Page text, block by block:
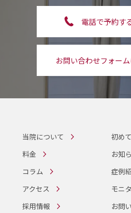
電話で予約す
お問い合わせフォー
当院について
初め
料金
お知
コラム
症例
アクセス
モニ
採用情報
お問